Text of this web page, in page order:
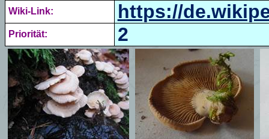
Wiki-Link: https://
Priorität: 2